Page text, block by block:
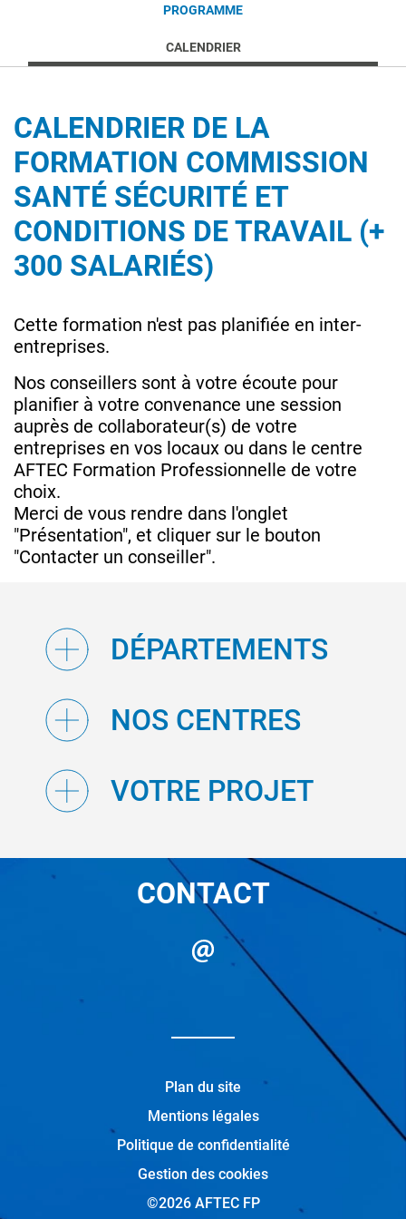
PROGRAMME
CALENDRIER
CALENDRIER DE LA
FORMATION COMMISSION
SANTÉ SÉCURITÉ ET
CONDITIONS DE TRAVAIL (+
300 SALARIÉS)
Cette formation n'est pas planifiée en inter-
entreprises.
Nos conseillers sont à votre écoute pour
planifier à votre convenance une session
auprès de collaborateur(s) de votre
entreprises en vos locaux ou dans le centre
AFTEC Formation Professionnelle de votre
choix.
Merci de vous rendre dans l'onglet
"Présentation", et cliquer sur le bouton
"Contacter un conseiller".
DÉPARTEMENTS
NOS CENTRES
VOTRE PROJET
CONTACT
Plan du site
Mentions légales
Politique de confidentialité
Gestion des cookies
©2026 AFTEC FP